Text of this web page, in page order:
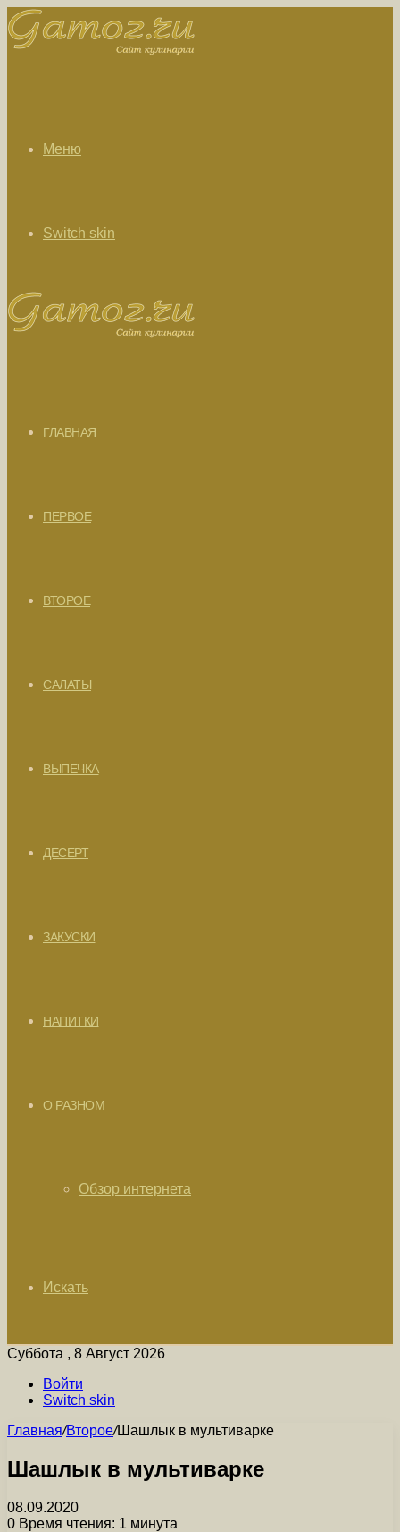
Меню
Switch skin
ГЛАВНАЯ
ПЕРВОЕ
ВТОРОЕ
САЛАТЫ
ВЫПЕЧКА
ДЕСЕРТ
ЗАКУСКИ
НАПИТКИ
О РАЗНОМ
Обзор интернета
Искать
Суббота , 8 Август 2026
Войти
Switch skin
Главная/Второе/Шашлык в мультиварке
Шашлык в мультиварке
08.09.2020
0 Время чтения: 1 минута